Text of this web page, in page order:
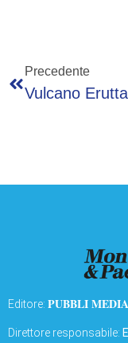
Precedente
Editore: PUBBLI
Direttore responsabile: